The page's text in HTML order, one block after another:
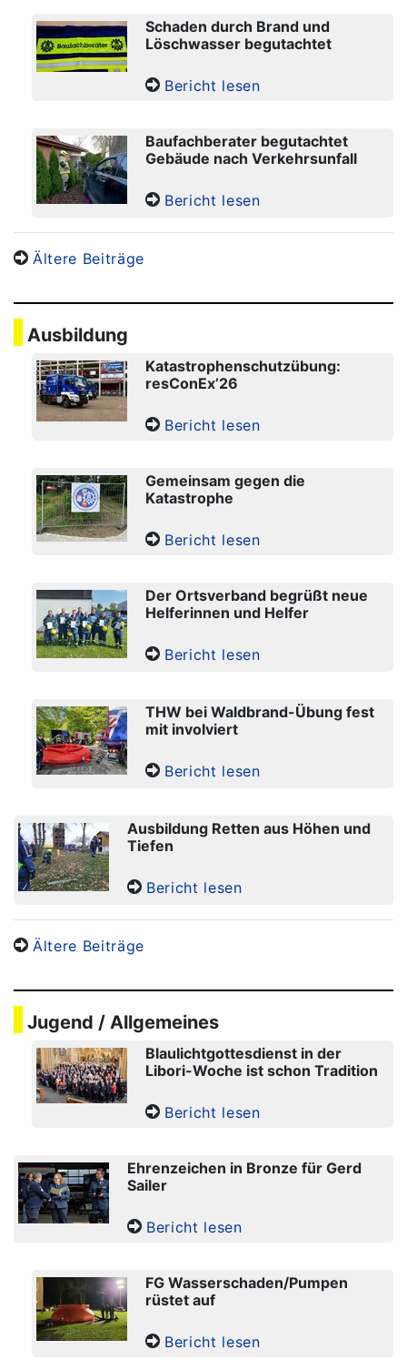
Schaden durch Brand und
Löschwasser begutachtet
Bericht lesen
Baufachberater begutachtet
Gebäude nach Verkehrsunfall
Bericht lesen
Ältere Beiträge
Ausbildung
Katastrophenschutzübung:
resConEx’26
Bericht lesen
Gemeinsam gegen die
Katastrophe
Bericht lesen
Der Ortsverband begrüßt neue
Helferinnen und Helfer
Bericht lesen
THW bei Waldbrand-Übung fest
mit involviert
Bericht lesen
Ausbildung Retten aus Höhen und
Tiefen
Bericht lesen
Ältere Beiträge
Jugend / Allgemeines
Blaulichtgottesdienst in der
Libori-Woche ist schon Tradition
Bericht lesen
Ehrenzeichen in Bronze für Gerd
Sailer
Bericht lesen
FG Wasserschaden/Pumpen
rüstet auf
Bericht lesen